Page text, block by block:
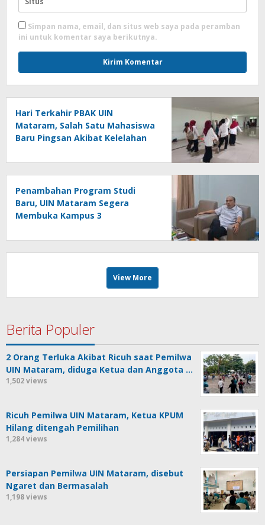
Simpan nama, email, dan situs web saya pada peramban
ini untuk komentar saya berikutnya.
Hari Terkahir PBAK UIN
Mataram, Salah Satu Mahasiswa
Baru Pingsan Akibat Kelelahan
Penambahan Program Studi
Baru, UIN Mataram Segera
Membuka Kampus 3
View More
Berita Populer
2 Orang Terluka Akibat Ricuh saat Pemilwa
UIN Mataram, diduga Ketua dan Anggota …
1,502 views
Ricuh Pemilwa UIN Mataram, Ketua KPUM
Hilang ditengah Pemilihan
1,284 views
Persiapan Pemilwa UIN Mataram, disebut
Ngaret dan Bermasalah
1,198 views